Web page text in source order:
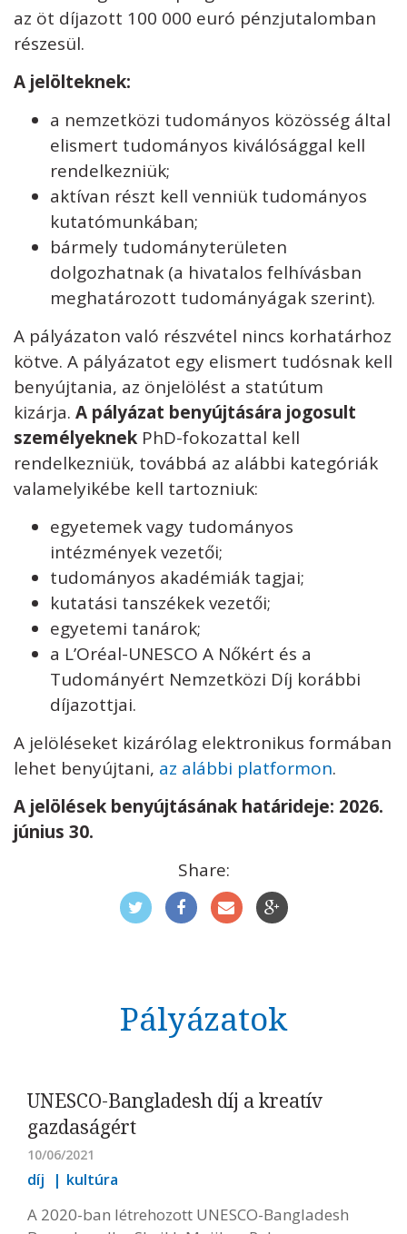
az öt díjazott 100 000 euró pénzjutalomban
részesül.
A jelölteknek:
a nemzetközi tudományos közösség által
elismert tudományos kiválósággal kell
rendelkezniük;
aktívan részt kell venniük tudományos
kutatómunkában;
bármely tudományterületen
dolgozhatnak (a hivatalos felhívásban
meghatározott tudományágak szerint).
A pályázaton való részvétel nincs korhatárhoz
kötve. A pályázatot egy elismert tudósnak kell
benyújtania, az önjelölést a statútum
kizárja. A pályázat benyújtására jogosult
személyeknek PhD-fokozattal kell
rendelkezniük, továbbá az alábbi kategóriák
valamelyikébe kell tartozniuk:
egyetemek vagy tudományos
intézmények vezetői;
tudományos akadémiák tagjai;
kutatási tanszékek vezetői;
egyetemi tanárok;
a L’Oréal-UNESCO A Nőkért és a
Tudományért Nemzetközi Díj korábbi
díjazottjai.
A jelöléseket kizárólag elektronikus formában
lehet benyújtani, az alábbi platformon.
A jelölések benyújtásának határideje: 2026.
június 30.
Share:
Pályázatok
UNESCO-Bangladesh díj a kreatív
gazdaságért
10/06/2021
díj kultúra
A 2020-ban létrehozott UNESCO-Bangladesh